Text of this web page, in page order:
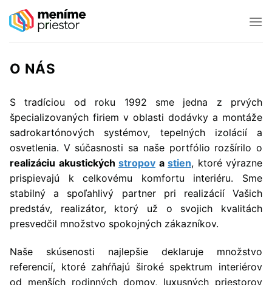
Preskočiť
na
O NÁS
S tradíciou od roku 1992 sme jedna z prvých
špecializovaných firiem v oblasti dodávky a montáže
sadrokartónových systémov, tepelných izolácií a
osvetlenia. V súčasnosti sa naše portfólio rozšírilo o
realizáciu akustických stropov a stien, ktoré výrazne
prispievajú k celkovému komfortu interiéru. Sme
stabilný a spoľahlivý partner pri realizácií Vašich
predstáv, realizátor, ktorý už o svojich kvalitách
presvedčil množstvo spokojných zákazníkov.
Naše skúsenosti najlepšie deklaruje množstvo
referencií, ktoré zahŕňajú široké spektrum interiérov
od menších rodinných domov, luxusných priestorov